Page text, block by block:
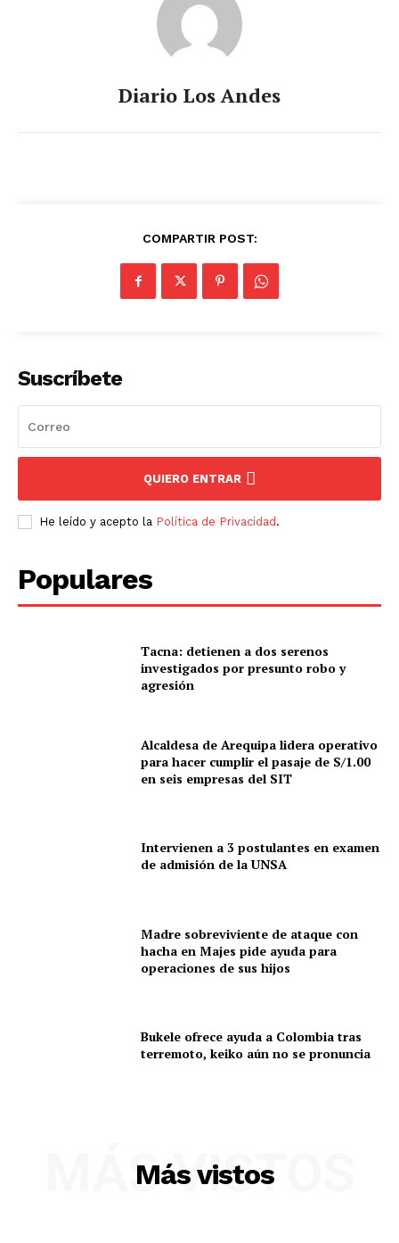
Diario Los Andes
COMPARTIR POST:
Suscríbete
QUIERO ENTRAR
He leído y acepto la Política de Privacidad .
Populares
Tacna: detienen a dos serenos
investigados por presunto robo y
agresión
Alcaldesa de Arequipa lidera operativo
para hacer cumplir el pasaje de S/1.00
en seis empresas del SIT
Intervienen a 3 postulantes en examen
de admisión de la UNSA
Madre sobreviviente de ataque con
hacha en Majes pide ayuda para
operaciones de sus hijos
Bukele ofrece ayuda a Colombia tras
terremoto, keiko aún no se pronuncia
Más vistos
MÁS VISTOS